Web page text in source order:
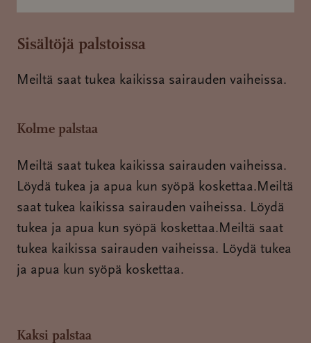
Sisältöjä palstoissa
Meiltä saat tukea kaikissa sairauden vaiheissa.
Kolme palstaa
Meiltä saat tukea kaikissa sairauden vaiheissa.
Löydä tukea ja apua kun syöpä koskettaa.Meiltä
saat tukea kaikissa sairauden vaiheissa. Löydä
tukea ja apua kun syöpä koskettaa.Meiltä saat
tukea kaikissa sairauden vaiheissa. Löydä tukea
ja apua kun syöpä koskettaa.
Kaksi palstaa